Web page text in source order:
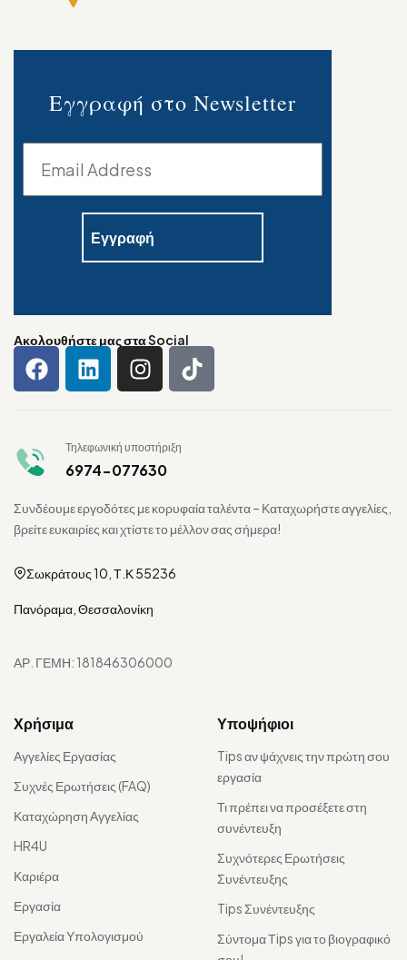
Εγγραφή στο Newsletter
Ακολουθήστε μας στα Social
Τηλεφωνική υποστήριξη
6974-077630
Συνδέουμε εργοδότες με κορυφαία ταλέντα – Καταχωρήστε αγγελίες,
βρείτε ευκαιρίες και χτίστε το μέλλον σας σήμερα!
Σωκράτους 10, Τ.Κ 55236
Πανόραμα, Θεσσαλονίκη
ΑΡ. ΓΕΜΗ: 181846306000
Χρήσιμα
Αγγελίες Εργασίας
Συχνές Ερωτήσεις (FAQ)
Καταχώρηση Αγγελίας
HR4U
Καριέρα
Εργασία
Εργαλεία Υπολογισμού
Υποψήφιοι
Tips αν ψάχνεις την πρώτη σου
εργασία
Τι πρέπει να προσέξετε στη
συνέντευξη
Συχνότερες Ερωτήσεις
Συνέντευξης
Tips Συνέντευξης
Σύντομα Τips για το βιογραφικό